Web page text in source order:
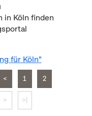
Köln finden
für Köln"
< 1 2
> >|